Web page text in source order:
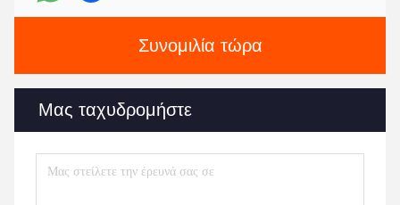
Συνομιλία τώρα
Μας ταχυδρομήστε